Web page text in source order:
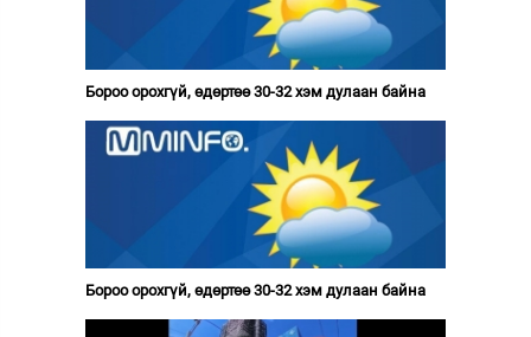
Бороо орохгүй, өдөртөө 30-32 хэм дулаан байна
Бороо орохгүй, өдөртөө 30-32 хэм дулаан байна